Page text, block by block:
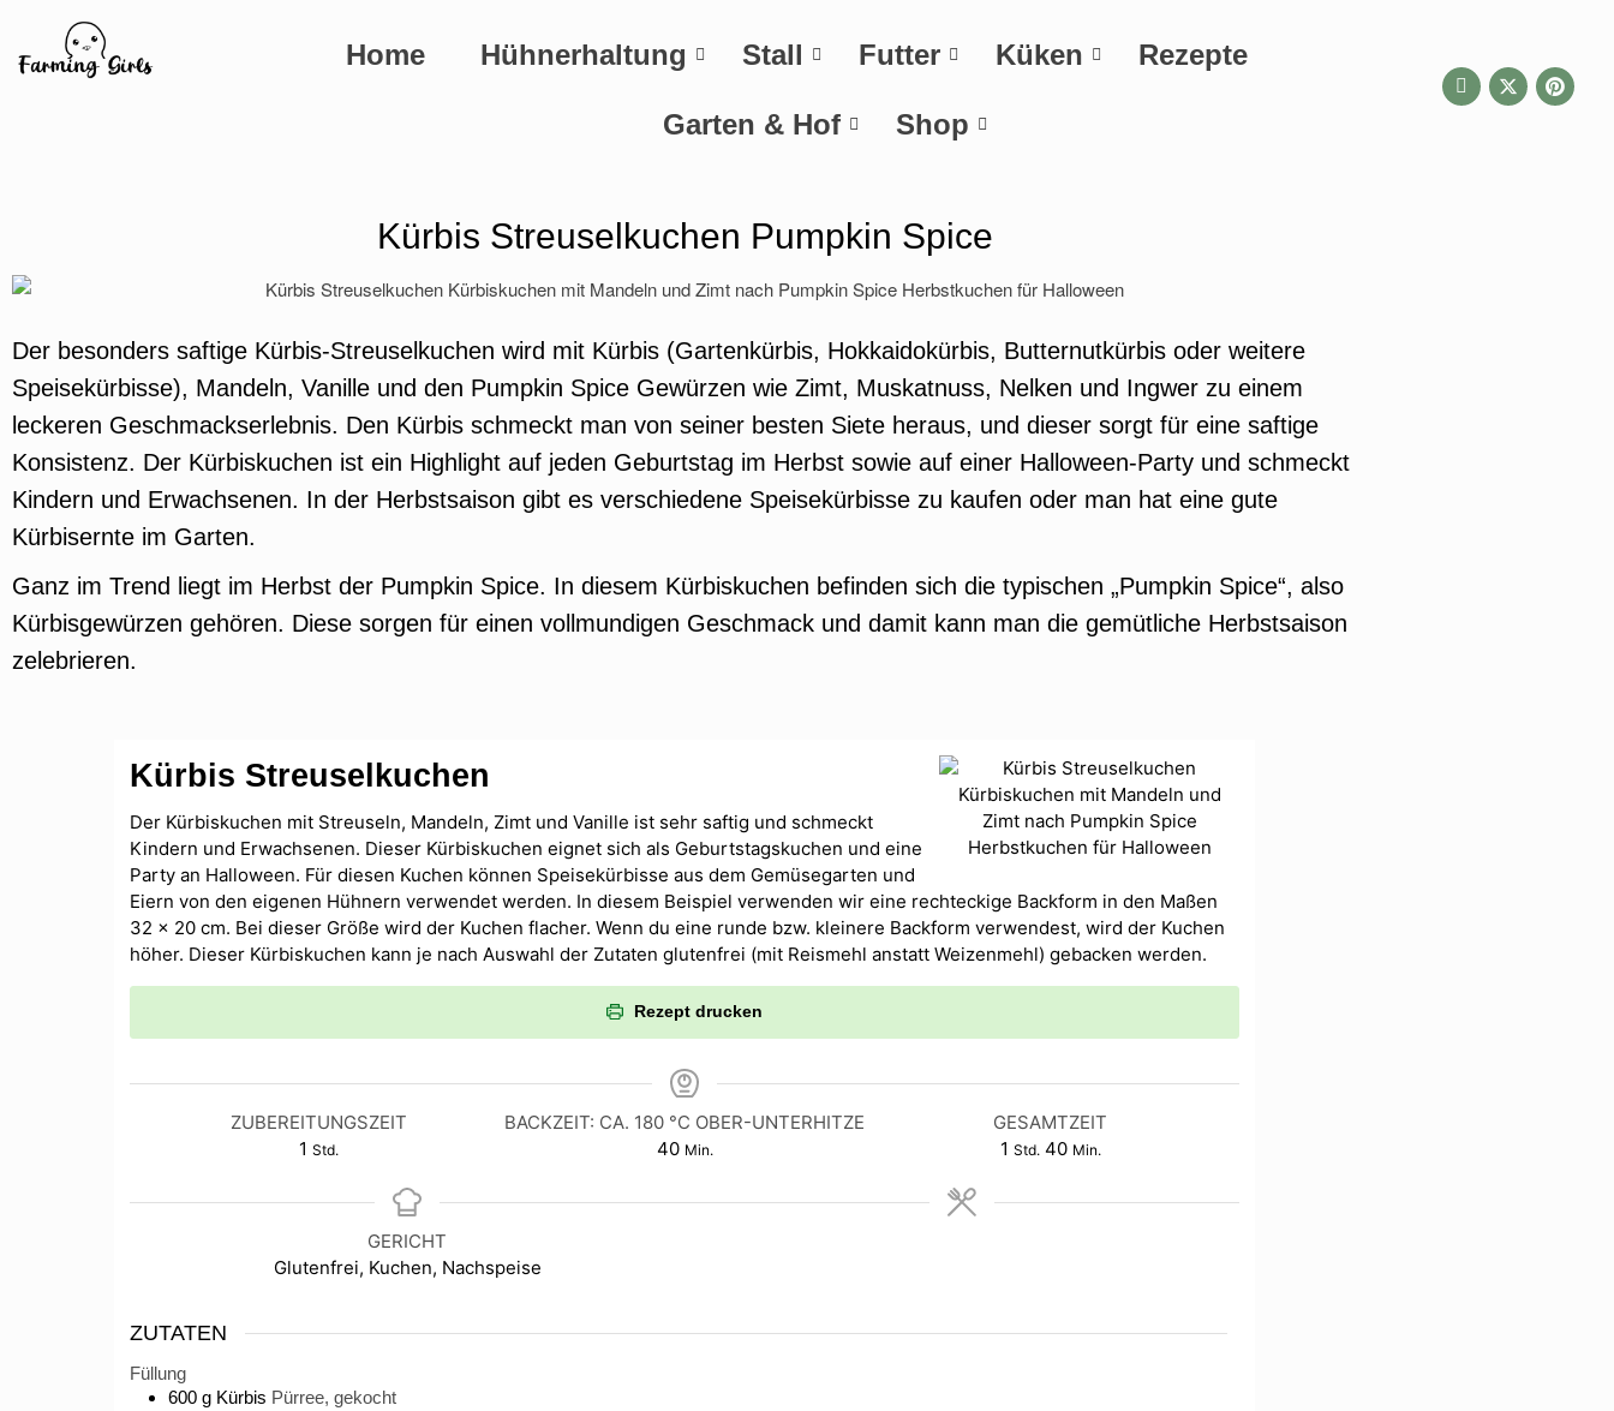
Home Hühnerhaltung Stall Futter Küken Rezepte
Garten & Hof Shop
Kürbis Streuselkuchen Pumpkin Spice
Der besonders saftige Kürbis-Streuselkuchen wird mit Kürbis (Gartenkürbis, Hokkaidokürbis, Butternutkürbis oder weitere
Speisekürbisse), Mandeln, Vanille und den Pumpkin Spice Gewürzen wie Zimt, Muskatnuss, Nelken und Ingwer zu einem
leckeren Geschmackserlebnis. Den Kürbis schmeckt man von seiner besten Siete heraus, und dieser sorgt für eine saftige
Konsistenz. Der Kürbiskuchen ist ein Highlight auf jeden Geburtstag im Herbst sowie auf einer Halloween-Party und schmeckt
Kindern und Erwachsenen. In der Herbstsaison gibt es verschiedene Speisekürbisse zu kaufen oder man hat eine gute
Kürbisernte im Garten.
Ganz im Trend liegt im Herbst der Pumpkin Spice. In diesem Kürbiskuchen befinden sich die typischen „Pumpkin Spice“, also
Kürbisgewürzen gehören. Diese sorgen für einen vollmundigen Geschmack und damit kann man die gemütliche Herbstsaison
zelebrieren.
Kürbis Streuselkuchen
Der Kürbiskuchen mit Streuseln, Mandeln, Zimt und Vanille ist sehr saftig und schmeckt
Kindern und Erwachsenen. Dieser Kürbiskuchen eignet sich als Geburtstagskuchen und eine
Party an Halloween. Für diesen Kuchen können Speisekürbisse aus dem Gemüsegarten und
Eiern von den eigenen Hühnern verwendet werden. In diesem Beispiel verwenden wir eine rechteckige Backform in den Maßen
32 x 20 cm. Bei dieser Größe wird der Kuchen flacher. Wenn du eine runde bzw. kleinere Backform verwendest, wird der Kuchen
höher. Dieser Kürbiskuchen kann je nach Auswahl der Zutaten glutenfrei (mit Reismehl anstatt Weizenmehl) gebacken werden.
Rezept drucken
ZUBEREITUNGSZEIT
1 Std.
BACKZEIT: CA. 180 °C OBER-UNTERHITZE
40 Min.
GESAMTZEIT
1 Std. 40 Min.
GERICHT
Glutenfrei, Kuchen, Nachspeise
ZUTATEN
Füllung
600 g Kürbis Pürree, gekocht